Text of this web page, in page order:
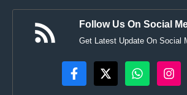
Follow Us On Social
Get Latest Update On Social